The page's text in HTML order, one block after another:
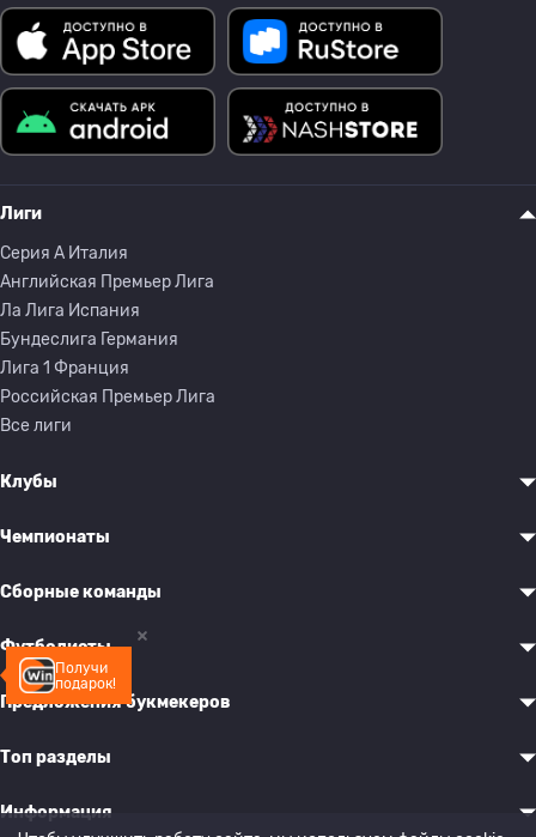
Получи
подарок!
Лиги
Серия A Италия
Английская Премьер Лига
Ла Лига Испания
Бундеслига Германия
Лига 1 Франция
Российская Премьер Лига
Все лиги
Клубы
Чемпионаты
Сборные команды
Футболисты
Предложения букмекеров
Топ разделы
Информация